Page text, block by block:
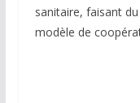
sanitaire, faisant
modèle de